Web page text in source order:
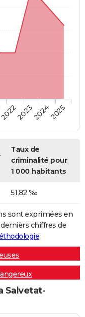
202320242025
Taux de
criminalité pour
1 000 habitants
51,82 ‰
sont exprimées en
chiffres de
.
Salvetat-